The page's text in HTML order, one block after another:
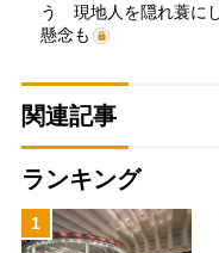
う 現地人を隠れ蓑に
懸念も
関連記事
ランキング
1